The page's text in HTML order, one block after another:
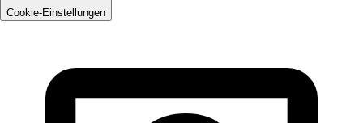
Cookie-Einstellungen